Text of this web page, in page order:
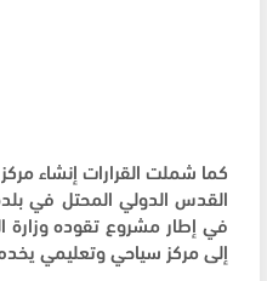
كما شملت القرارات إنشاء
القدس الدولي المحتل في
في إطار مشروع تقوده وزارة
إلى مركز سياحي وتعليمي يخدم